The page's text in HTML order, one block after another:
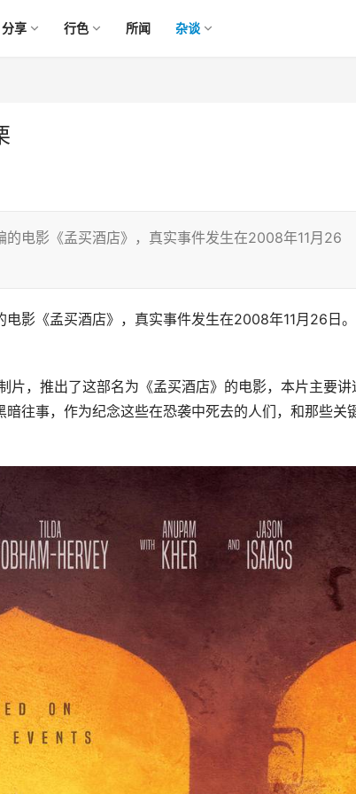
分享 行色 所闻 杂谈
电影《孟买酒店》，真实事件发生在2008年11月26
影《孟买酒店》，真实事件发生在2008年11月26日
，推出了这部名为《孟买酒店》的电影，本片主要讲
往事，作为纪念这些在恐袭中死去的人们，和那些关